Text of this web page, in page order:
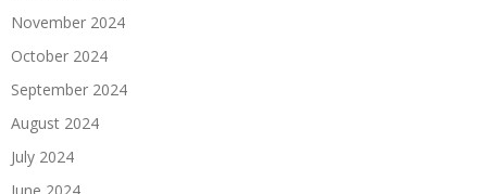
November 2024
October 2024
September 2024
August 2024
July 2024